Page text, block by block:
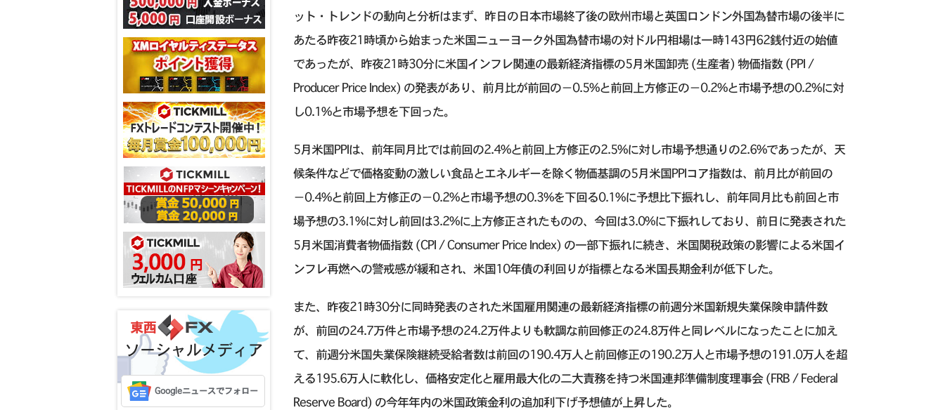
ソーシャルメディア
Googleニュースでフォロー
ット・トレンドの動向と分析はまず、昨日の日本市場終了後の欧州市場と英国ロンドン外国為替市場の後半に
あたる昨夜21時頃から始まった米国ニューヨーク外国為替市場の対ドル円相場は一時143円62銭付近の始値
であったが、昨夜21時30分に米国インフレ関連の最新経済指標の5月米国卸売 (生産者) 物価指数 (PPI /
Producer Price Index) の発表があり、前月比が前回の−0.5%と前回上方修正の−0.2%と市場予想の0.2%に対
し0.1%と市場予想を下回った。
5月米国PPIは、前年同月比では前回の2.4%と前回上方修正の2.5%に対し市場予想通りの2.6%であったが、天
候条件などで価格変動の激しい食品とエネルギーを除く物価基調の5月米国PPIコア指数は、前月比が前回の
−0.4%と前回上方修正の−0.2%と市場予想の0.3%を下回る0.1%に予想比下振れし、前年同月比も前回と市
場予想の3.1%に対し前回は3.2%に上方修正されたものの、今回は3.0%に下振れしており、前日に発表された
5月米国消費者物価指数 (CPI / Consumer Price Index) の一部下振れに続き、米国関税政策の影響による米国イ
ンフレ再燃への警戒感が緩和され、米国10年債の利回りが指標となる米国長期金利が低下した。
また、昨夜21時30分に同時発表のされた米国雇用関連の最新経済指標の前週分米国新規失業保険申請件数
が、前回の24.7万件と市場予想の24.2万件よりも軟調な前回修正の24.8万件と同レベルになったことに加え
て、前週分米国失業保険継続受給者数は前回の190.4万人と前回修正の190.2万人と市場予想の191.0万人を超
える195.6万人に軟化し、価格安定化と雇用最大化の二大責務を持つ米国連邦準備制度理事会 (FRB / Federal
Reserve Board) の今年年内の米国政策金利の追加利下げ予想値が上昇した。